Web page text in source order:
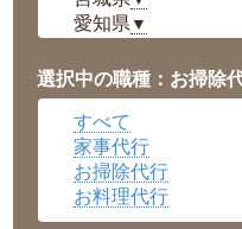
愛知県 ▼
岡山県▼
広島県▼
沖縄県
選択中の職種：お掃除
すべて
家事代行
お掃除代行
お料理代行